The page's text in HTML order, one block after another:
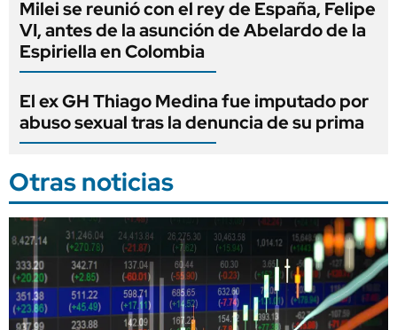
Milei se reunió con el rey de España, Felipe
VI, antes de la asunción de Abelardo de la
Espiriella en Colombia
El ex GH Thiago Medina fue imputado por
abuso sexual tras la denuncia de su prima
Otras noticias